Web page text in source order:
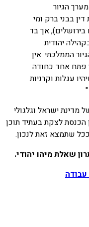
הגיור
בבני ברק ומי
אך בד
יהודית
הממלכתי. אין
פתח אחד כחודה
עגלות וקרניות
ישראל וגלגולי
הכנסת לצקת בעתיד תוכן
שתמצא זאת לנכון.
שאלת מיהו יהודי.